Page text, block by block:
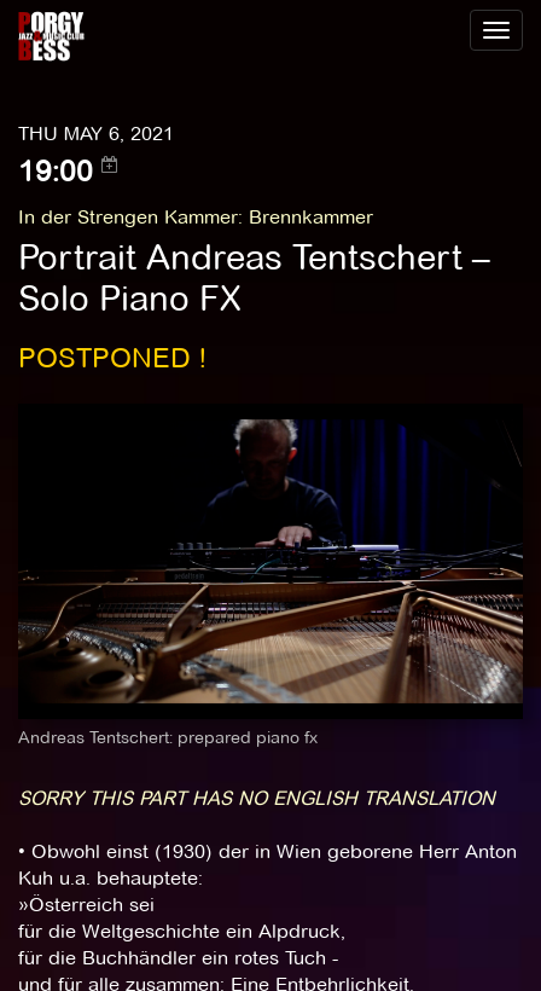
Toggle
THU MAY 6, 2021
19:00
In der Strengen Kammer: Brennkammer
Portrait Andreas Tentschert –
Solo Piano FX
POSTPONED !
Andreas Tentschert: prepared piano fx
SORRY THIS PART HAS NO ENGLISH TRANSLATION
• Obwohl einst (1930) der in Wien geborene Herr Anton
Kuh u.a. behauptete:
»Österreich sei
für die Weltgeschichte ein Alpdruck,
für die Buchhändler ein rotes Tuch -
und für alle zusammen: Eine Entbehrlichkeit.